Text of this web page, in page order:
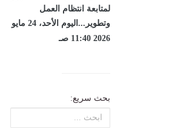
لمتابعة انتظام العمل
وتطوير...اليوم الأحد، 24 مايو
2026 11:40 صـ
بحث سريع: